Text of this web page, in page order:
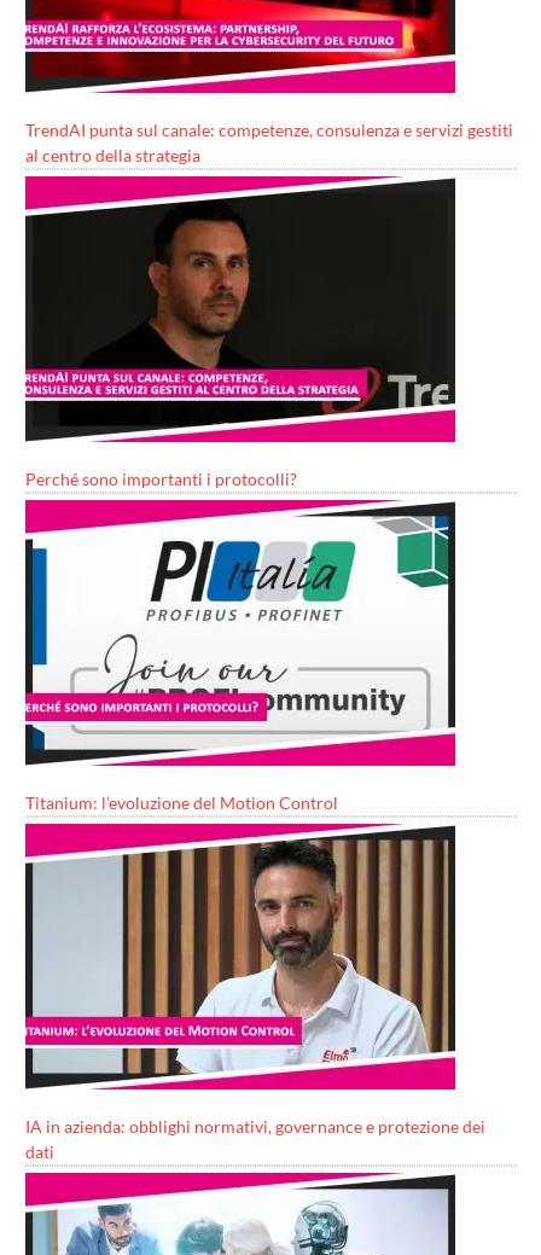
TrendAI punta sul canale: competenze, consulenza e servizi gestiti
al centro della strategia
Perché sono importanti i protocolli?
Titanium: l’evoluzione del Motion Control
IA in azienda: obblighi normativi, governance e protezione dei
dati